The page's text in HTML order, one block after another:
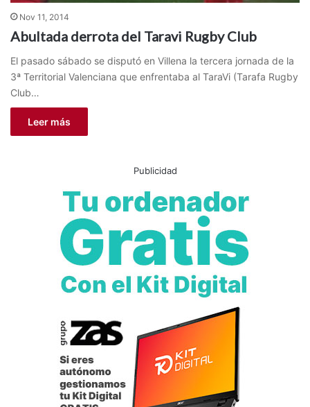
Nov 11, 2014
Abultada derrota del Taravi Rugby Club
El pasado sábado se disputó en Villena la tercera jornada de la
3ª Territorial Valenciana que enfrentaba al TaraVi (Tarafa Rugby
Club…
Leer más
Publicidad